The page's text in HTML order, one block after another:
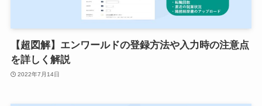
【超図解】エンワールドの登録方法や入力時の注意点
を詳しく解説
2022年7月14日